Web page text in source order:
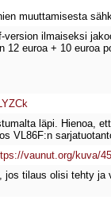
muuttamisesta
ilmaiseksi
euroa + 10 euroa
läpi. Hienoa,
VL86F:n
vaunut.org/kuva/
tilaus olisi tehty